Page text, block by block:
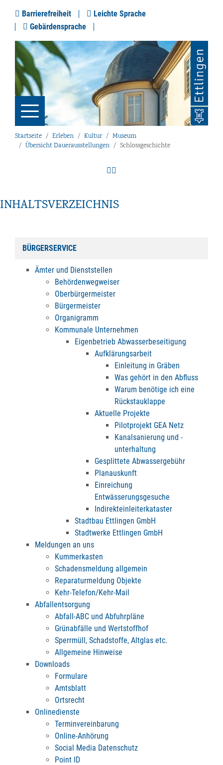
Barrierefreiheit
Leichte Sprache
Gebärdensprache
Startseite Erleben Kultur
Museum
Übersicht Dauerausstellungen
Schlossgeschichte
INHALTSVERZEICHNIS
BÜRGERSERVICE
Ämter und Dienststellen
Behördenwegweiser
Oberbürgermeister
Bürgermeister
Organigramm
Kommunale Unternehmen
Eigenbetrieb Abwasserbeseitigung
Aufklärungsarbeit
Einleitung in Gräben
Was gehört in den Abfluss
Warum benötige ich eine
Rückstauklappe
Aktuelle Projekte
Pilotprojekt GEA Netz
Kanalsanierung und -
unterhaltung
Gesplittete Abwassergebühr
Planauskunft
Einreichung
Entwässerungsgesuche
Indirekteinleiterkataster
Stadtbau Ettlingen GmbH
Stadtwerke Ettlingen GmbH
Meldungen an uns
Kummerkasten
Schadensmeldung allgemein
Reparaturmeldung Objekte
Kehr-Telefon/Kehr-Mail
Abfallentsorgung
Abfall-ABC und Abfuhrpläne
Grünabfälle und Wertstoffhof
Sperrmüll, Schadstoffe, Altglas etc.
Allgemeine Hinweise
Downloads
Formulare
Amtsblatt
Ortsrecht
Onlinedienste
Terminvereinbarung
Online-Anhörung
Social Media Datenschutz
Point ID